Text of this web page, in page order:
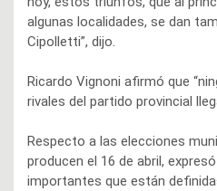
algunas localidades, se dan
Cipolletti”, dijo.
Ricardo Vignoni afirmó que
rivales del partido provincial
Respecto a las elecciones
producen el 16 de abril,
importantes que están